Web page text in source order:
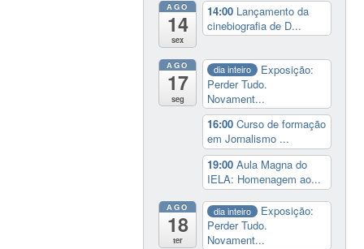
AGO
14
sex
14:00 Lançamento da
cinebiografia de D...
AGO
17
seg
dia inteiro
Exposição:
Perder Tudo.
Novament...
16:00Curso de formação
em Jornalismo ...
19:00Aula Magna do
IELA: Homenagem ao...
AGO
18
ter
dia inteiro
Exposição:
Perder Tudo.
Novament...